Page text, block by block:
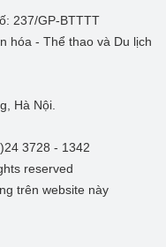
237/GP-BTTTT
hóa - Thể thao và Du lịch
Hà Nội.
3728 - 1342
reserved
trên website này